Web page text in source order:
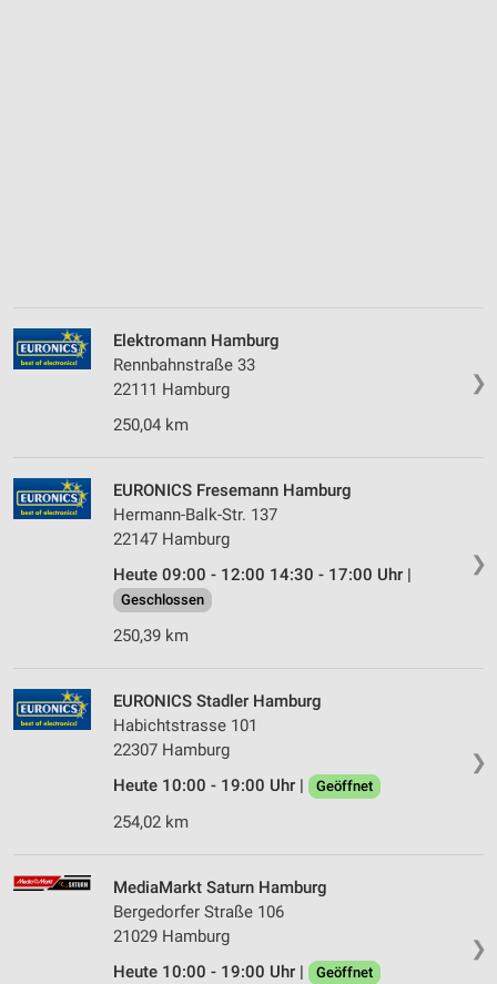
❯
Elektromann Hamburg
Rennbahnstraße 33
22111 Hamburg
250,04 km
❯
EURONICS Fresemann Hamburg
Hermann-Balk-Str. 137
22147 Hamburg
Heute 09:00 - 12:00 14:30 - 17:00 Uhr |
Geschlossen
250,39 km
❯
EURONICS Stadler Hamburg
Habichtstrasse 101
22307 Hamburg
Heute 10:00 - 19:00 Uhr |
Geöffnet
254,02 km
❯
MediaMarkt Saturn Hamburg
Bergedorfer Straße 106
21029 Hamburg
Heute 10:00 - 19:00 Uhr |
Geöffnet